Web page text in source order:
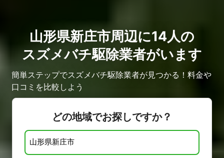
山形県新庄市周辺に14人の
スズメバチ駆除業者がいます
簡単ステップでスズメバチ駆除業者が見つかる！料金や
口コミを比較しよう
どの地域でお探しですか？